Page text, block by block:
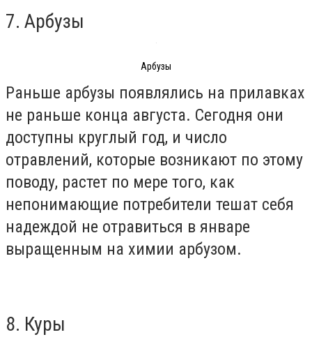
7. Арбузы
Арбузы
Раньше арбузы появлялись на прилавках
не раньше конца августа. Сегодня они
доступны круглый год, и число
отравлений, которые возникают по этому
поводу, растет по мере того, как
непонимающие потребители тешат себя
надеждой не отравиться в январе
выращенным на химии арбузом.
8. Куры